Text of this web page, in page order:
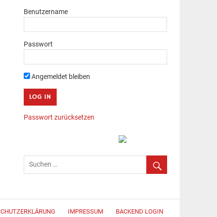
Benutzername
Passwort
Angemeldet bleiben
Passwort zurücksetzen
IMPRESSUM BACKEND LOGIN